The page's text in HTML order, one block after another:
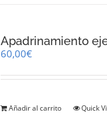
Apadrinamiento
60,00€
Añadir al carrito Quick